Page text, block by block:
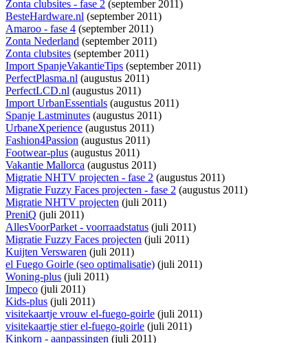
Zonta clubsites - fase 2 (september 2011)
BesteHardware.nl (september 2011)
Amaroo - fase 4 (september 2011)
Zonta Nederland (september 2011)
Zonta clubsites (september 2011)
Import SpanjeVakantieTips (september 2011)
PerfectPlasma.nl (augustus 2011)
PerfectLCD.nl (augustus 2011)
Import UrbanEssentials (augustus 2011)
Spanje Lastminutes (augustus 2011)
UrbaneXperience (augustus 2011)
Fashion4Passion (augustus 2011)
Footwear-plus (augustus 2011)
Vakantie Mallorca (augustus 2011)
Migratie NHTV projecten - fase 2 (augustus 2011)
Migratie Fuzzy Faces projecten - fase 2 (augustus 2011)
Migratie NHTV projecten (juli 2011)
PreniQ (juli 2011)
AllesVoorParket - voorraadstatus (juli 2011)
Migratie Fuzzy Faces projecten (juli 2011)
Kuijten Verswaren (juli 2011)
el Fuego Goirle (seo optimalisatie) (juli 2011)
Woning-plus (juli 2011)
Impeco (juli 2011)
Kids-plus (juli 2011)
visitekaartje vrouw el-fuego-goirle (juli 2011)
visitekaartje stier el-fuego-goirle (juli 2011)
Kinkorn - aanpassingen (juli 2011)